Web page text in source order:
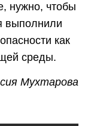
нужно, чтобы
выполнили
как
среды.
Мухтарова